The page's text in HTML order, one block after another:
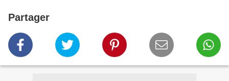
Partager